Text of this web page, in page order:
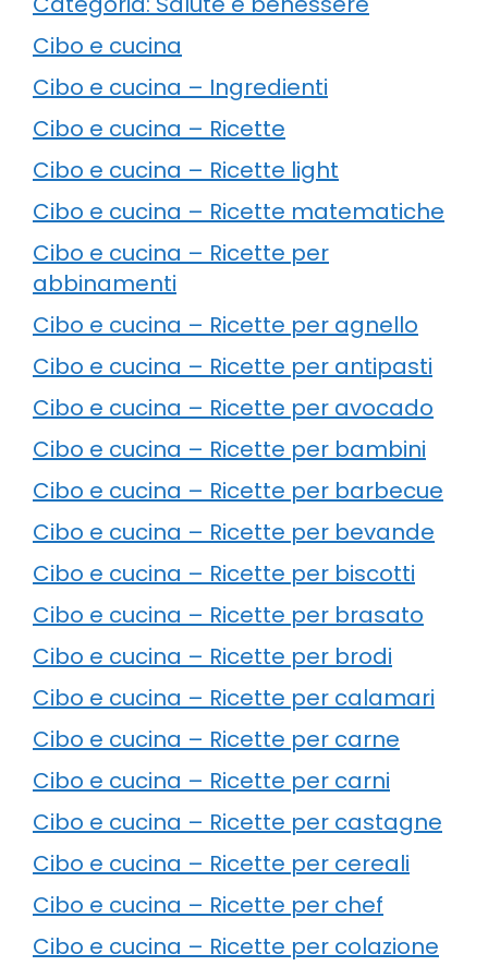
Cibo e cucina
Cibo e cucina – Ingredienti
Cibo e cucina – Ricette
Cibo e cucina – Ricette light
Cibo e cucina – Ricette matematiche
Cibo e cucina – Ricette per
abbinamenti
Cibo e cucina – Ricette per agnello
Cibo e cucina – Ricette per antipasti
Cibo e cucina – Ricette per avocado
Cibo e cucina – Ricette per bambini
Cibo e cucina – Ricette per barbecue
Cibo e cucina – Ricette per bevande
Cibo e cucina – Ricette per biscotti
Cibo e cucina – Ricette per brasato
Cibo e cucina – Ricette per brodi
Cibo e cucina – Ricette per calamari
Cibo e cucina – Ricette per carne
Cibo e cucina – Ricette per carni
Cibo e cucina – Ricette per castagne
Cibo e cucina – Ricette per cereali
Cibo e cucina – Ricette per chef
Cibo e cucina – Ricette per colazione